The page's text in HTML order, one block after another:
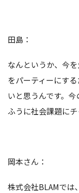
田島：
なんというか、今
をパーティーにす
いと思うんです。
ふうに社会課題に
岡本さん：
株式会社BLAMでは